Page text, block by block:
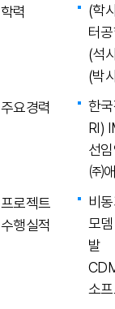
학력
(학
터
(석
(박
주요경력
한
RI)
선
㈜
프로젝트
수행실적
비
모
발
소